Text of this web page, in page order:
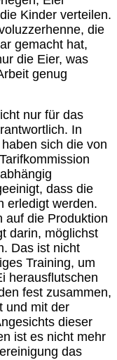
Kinder verteilen.
die
gemacht hat,
die Eier, was
genug
nur für das
In
sich die von
dass die
erledigt werden.
auf die Produktion
darin, möglichst
Das ist nicht
Training, um
herausflutschen
fest zusammen,
und mit der
dieser
ist es nicht mehr
das